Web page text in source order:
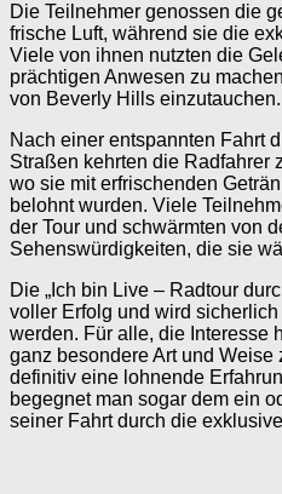
Die Teilnehmer genossen die
frische Luft, während sie die
Viele von ihnen nutzten die
prächtigen Anwesen zu
von Beverly Hills einzutauchen.
Nach einer entspannten Fahrt
Straßen kehrten die Radfahrer
wo sie mit erfrischenden
belohnt wurden. Viele
der Tour und schwärmten von
Sehenswürdigkeiten, die sie
Die „Ich bin Live – Radtour
voller Erfolg und wird
werden. Für alle, die Interesse
ganz besondere Art und Weise
definitiv eine lohnende
begegnet man sogar dem ein
seiner Fahrt durch die